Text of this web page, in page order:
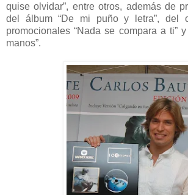
quise olvidar”, entre otros, además de
del álbum “De mi puño y letra”, del
promocionales “Nada se compara a ti”
manos”.